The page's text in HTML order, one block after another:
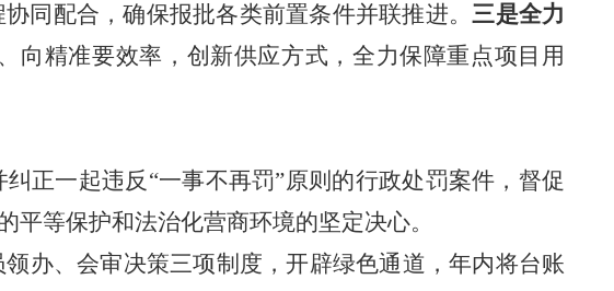
同配合，确保报批各类前置条件并联推进。三是全力
向精准要效率，创新供应方式，全力保障重点项目用
正一起违反 “一事不再罚”原则的行政处罚案件，督促
等保护和法治化营商环境的坚定决心。
办、会审决策三项制度，开辟绿色通道，年内将台账